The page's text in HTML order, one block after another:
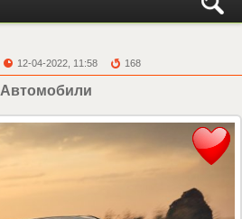
12-04-2022, 11:58 168
Автомобили